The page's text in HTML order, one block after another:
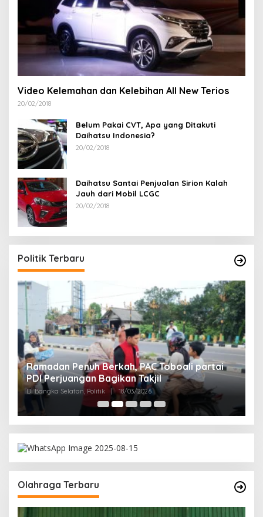
Video Kelemahan dan Kelebihan All New Terios
20/02/2018
Belum Pakai CVT, Apa yang Ditakuti
Daihatsu Indonesia?
20/02/2018
Daihatsu Santai Penjualan Sirion Kalah
Jauh dari Mobil LCGC
20/02/2018
Politik Terbaru
Ramadan Penuh Berkah, PAC Toboali partai
PDI Perjuangan Bagikan Takjil
Di Bangka Selatan, Politik | 18/03/2026
Olahraga Terbaru